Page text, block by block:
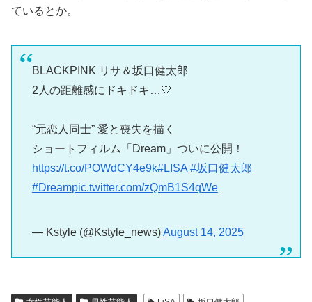
ているとか。
BLACKPINK リサ＆坂口健太郎
2人の距離感にドキドキ…🤍
“元恋人同士” 愛と喪失を描く
ショートフィルム「Dream」ついに公開！
https://t.co/POWdCY4e9k#LISA #坂口健太郎
#Dreampic.twitter.com/zQmB1S4qWe
— Kstyle (@Kstyle_news)August 14, 2025